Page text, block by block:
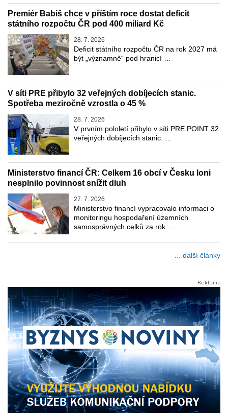
Premiér Babiš chce v příštím roce dostat deficit
státního rozpočtu ČR pod 400 miliard Kč
28. 7. 2026
Deficit státního rozpočtu ČR na rok 2027 má
být „významně“ pod hranicí …
V síti PRE přibylo 32 veřejných dobíjecích stanic.
Spotřeba meziročně vzrostla o 45 %
28. 7. 2026
V prvním pololetí přibylo v síti PRE POINT 32
veřejných dobíjecích stanic. …
Ministerstvo financí ČR: Celkem 16 obcí v Česku loni
nesplnilo povinnost snížit dluh
27. 7. 2026
Ministerstvo financí vypracovalo informaci o
monitoringu hospodaření územních
samosprávných celků za rok …
... další články